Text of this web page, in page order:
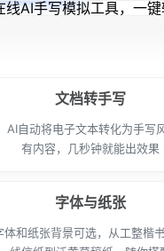
文档转手写
AI自动将电子文本转化为手写
有内容，几秒钟就能出效果
字体与纸张
体和纸张背景可选，从工整楷